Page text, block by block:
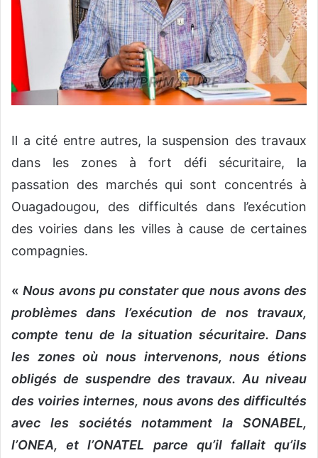
Il a cité entre autres, la suspension des travaux
dans les zones à fort défi sécuritaire, la
passation des marchés qui sont concentrés à
Ouagadougou, des difficultés dans l’exécution
des voiries dans les villes à cause de certaines
compagnies.
« Nous avons pu constater que nous avons des
problèmes dans l’exécution de nos travaux,
compte tenu de la situation sécuritaire. Dans
les zones où nous intervenons, nous étions
obligés de suspendre des travaux. Au niveau
des voiries internes, nous avons des difficultés
avec les sociétés notamment la SONABEL,
l’ONEA, et l’ONATEL parce qu’il fallait qu’ils